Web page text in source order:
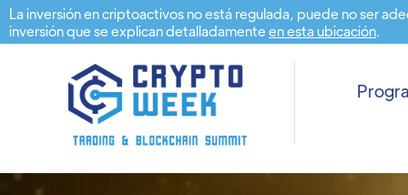
La inversión en criptoactivos no está regulada, puede no ser
inversión que se explican detalladamente en esta ubicación.